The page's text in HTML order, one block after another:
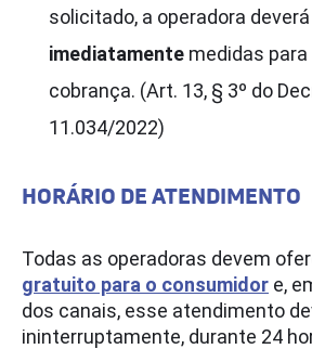
solicitado, a operadora
imediatamente medidas
cobrança. (Art. 13, § 3º do
11.034/2022)
HORÁRIO DE ATENDIMENTO
Todas as operadoras devem
gratuito para o consumidor e,
dos canais, esse atendimento
ininterruptamente, durante 24